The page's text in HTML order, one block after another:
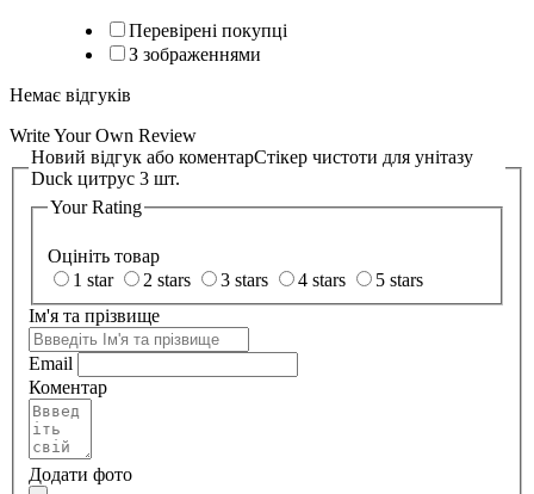
Перевірені покупці
З зображеннями
Немає відгуків
Write Your Own Review
Новий відгук або коментарСтікер чистоти для унітазу
Duck цитрус 3 шт.
Your Rating
Оцініть товар
1 star
2 stars 3 stars 4 stars
5 stars
Ім'я та прізвище
Email
Коментар
Додати фото